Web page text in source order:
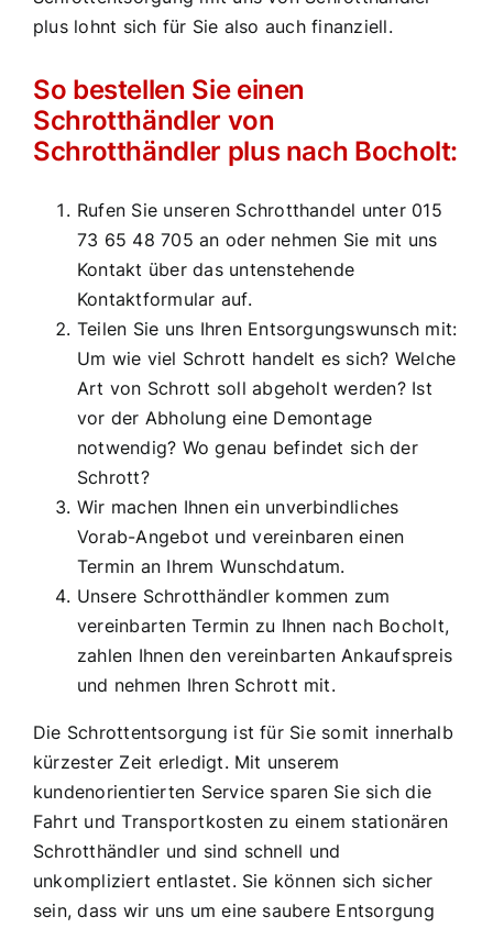
plus lohnt sich für Sie also auch finanziell.
So bestellen Sie einen
Schrotthändler von
Schrotthändler plus nach Bocholt:
Rufen Sie unseren Schrotthandel unter 015
73 65 48 705 an oder nehmen Sie mit uns
Kontakt über das untenstehende
Kontaktformular auf.
Teilen Sie uns Ihren Entsorgungswunsch mit:
Um wie viel Schrott handelt es sich? Welche
Art von Schrott soll abgeholt werden? Ist
vor der Abholung eine Demontage
notwendig? Wo genau befindet sich der
Schrott?
Wir machen Ihnen ein unverbindliches
Vorab-Angebot und vereinbaren einen
Termin an Ihrem Wunschdatum.
Unsere Schrotthändler kommen zum
vereinbarten Termin zu Ihnen nach Bocholt,
zahlen Ihnen den vereinbarten Ankaufspreis
und nehmen Ihren Schrott mit.
Die Schrottentsorgung ist für Sie somit innerhalb
kürzester Zeit erledigt. Mit unserem
kundenorientierten Service sparen Sie sich die
Fahrt und Transportkosten zu einem stationären
Schrotthändler und sind schnell und
unkompliziert entlastet. Sie können sich sicher
sein, dass wir uns um eine saubere Entsorgung